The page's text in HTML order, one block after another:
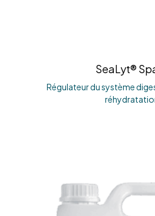
SeaLyt®
Régulateur du système